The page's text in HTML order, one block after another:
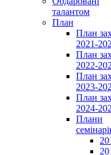
талантом
План
План
2021-
План
2022-
План
2023-
План
2024-
Плани